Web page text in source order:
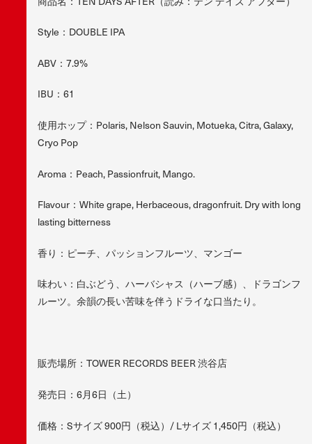
Style：DOUBLE IPA
ABV：7.9%
IBU：61
使用ホップ：Polaris, Nelson Sauvin, Motueka, Citra, Galaxy,
Cryo Pop
Aroma：Peach, Passionfruit, Mango.
Flavour：White grape, Herbaceous, dragonfruit. Dry with long
lasting bitterness
香り：ピーチ、パッションフルーツ、マンゴー
味わい：白ぶどう、ハーバシャス（ハーブ感）、ドラゴンフ
ルーツ。余韻の長い苦味を伴うドライな口当たり。
販売場所：TOWER RECORDS BEER 渋谷店
発売日：6月6日（土）
価格：Sサイズ 900円（税込）/ Lサイズ 1,450円（税込）